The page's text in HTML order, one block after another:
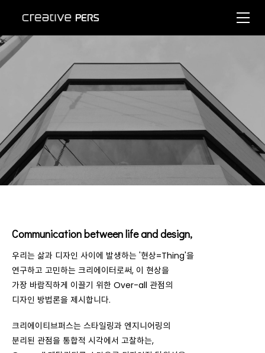
Communication between life and design,
우리는 삶과 디자인 사이에 발생하는 '현상=Thing'을
연구하고 고민하는 크리에이터로써, 이 현상을
가장 바람직하게 이끌기 위한 Over-all 관점의
디자인 방법론을 제시합니다.
크리에이티브퍼스는 스타일링과 엔지니어링의
분리된 관점을 통합적 시각에서 고찰하는,